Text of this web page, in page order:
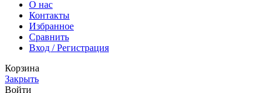
О нас
Контакты
Избранное
Сравнить
Вход / Регистрация
Корзина
Закрыть
Войти